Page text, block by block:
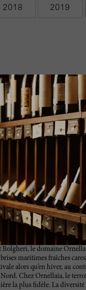
2018 2019
This complex and full-
Best after
fruit and terrific
freshness to develop
harvest. Simply put, the
Sauvignon, 27%
Anticipated maturity:
le domaine
maritimes fraîches
alors qu’en hiver, au
Chez Ornellaia, le
la plus fidèle. La diversité